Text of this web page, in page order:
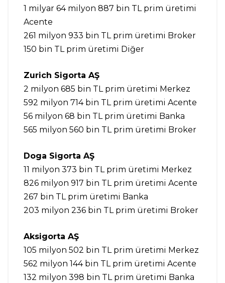
1 milyar 64 milyon 887 bin TL prim üretimi
Acente
261 milyon 933 bin TL prim üretimi Broker
150 bin TL prim üretimi Diğer
Zurich Sigorta AŞ
2 milyon 685 bin TL prim üretimi Merkez
592 milyon 714 bin TL prim üretimi Acente
56 milyon 68 bin TL prim üretimi Banka
565 milyon 560 bin TL prim üretimi Broker
Doga Sigorta AŞ
11 milyon 373 bin TL prim üretimi Merkez
826 milyon 917 bin TL prim üretimi Acente
267 bin TL prim üretimi Banka
203 milyon 236 bin TL prim üretimi Broker
Aksigorta AŞ
105 milyon 502 bin TL prim üretimi Merkez
562 milyon 144 bin TL prim üretimi Acente
132 milyon 398 bin TL prim üretimi Banka